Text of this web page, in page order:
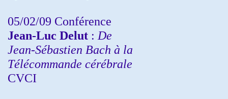
05/02/09 Conférence
Jean-Luc Delut : De
Jean-Sébastien Bach à la
Télécommande cérébrale
CVCI